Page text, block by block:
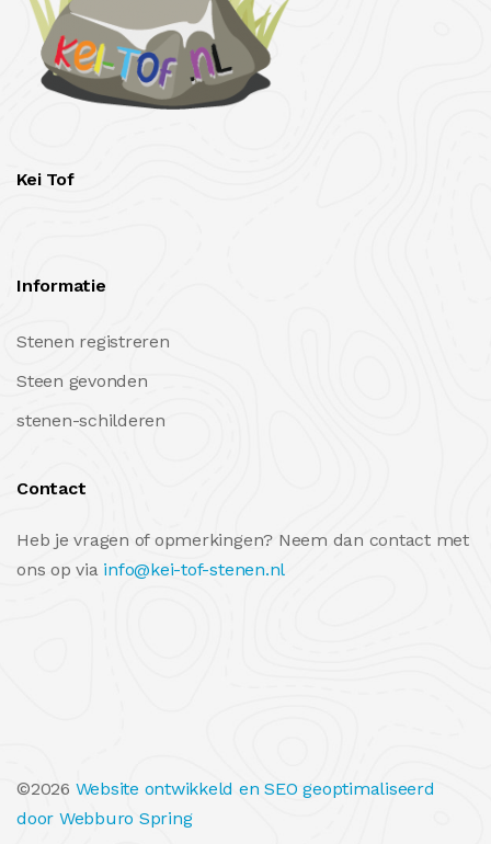
Kei Tof
Informatie
Stenen registreren
Steen gevonden
stenen-schilderen
Contact
Heb je vragen of opmerkingen? Neem dan contact met
ons op via info@kei-tof-stenen.nl
©2026 Website ontwikkeld en SEO geoptimaliseerd
door Webburo Spring